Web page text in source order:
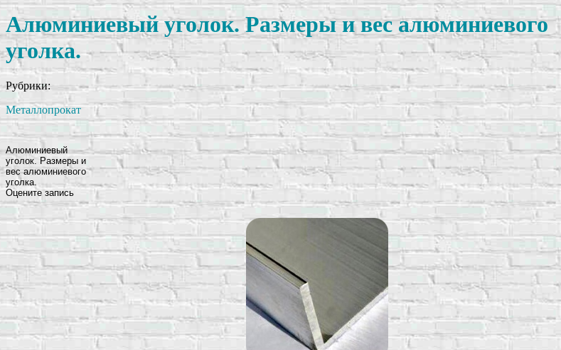
Алюминиевый уголок. Размеры и вес алюминиевого
уголка.
Рубрики:
Металлопрокат
Алюминиевый
уголок. Размеры и
вес алюминиевого
уголка.
Оцените запись